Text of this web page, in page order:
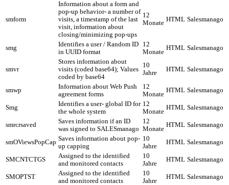
smform
Information about a form and
pop-up behavior- a number of
visits, a timestamp of the last
visit, information about
closing/minimizing pop-ups
12
Monate HTML Salesmanago
smg
Identifies a user / Random ID
in UUID format
12
Monate
HTML Salesmanago
smvr
Stores information about
visits (coded base64); Values
coded by base64
10
Jahre
HTML Salesmanago
smwp
Information about Web Push
agreement forms
12
Monate
HTML Salesmanago
Smg
Identifies a user- global ID for
the whole system
12
Monate
HTML Salesmanago
smrcrsaved
Saves information if an ID
was signed to SALESmanago
12
Monate
HTML Salesmanago
smOViewsPopCap Saves information about pop-
up capping
10
Jahre
HTML Salesmanago
SMCNTCTGS
Assigned to the identified
and monitored contacts
10
Jahre
HTML Salesmanago
SMOPTST
Assigned to the identified
and monitored contacts
10
Jahre
HTML Salesmanago